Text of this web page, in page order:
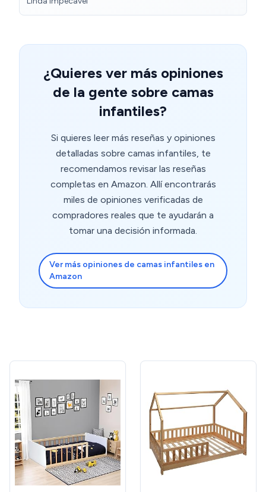
¿Quieres ver más opiniones
de la gente sobre camas
infantiles?
Si quieres leer más reseñas y opiniones
detalladas sobre camas infantiles, te
recomendamos revisar las reseñas
completas en Amazon. Allí encontrarás
miles de opiniones verificadas de
compradores reales que te ayudarán a
tomar una decisión informada.
Ver más opiniones de camas infantiles en
Amazon